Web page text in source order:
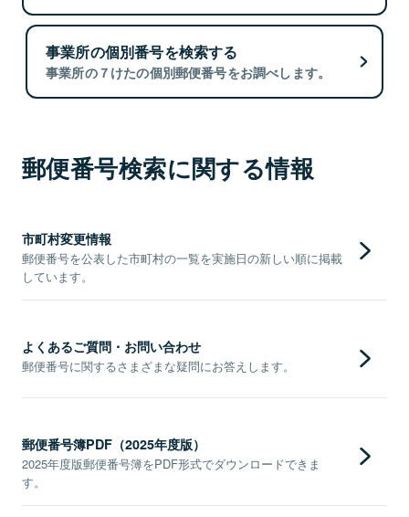
事業所の個別番号を検索する
事業所の７けたの個別郵便番号をお調べします。
郵便番号検索に関する情報
市町村変更情報
郵便番号を公表した市町村の一覧を実施日の新しい順に掲載
しています。
よくあるご質問・お問い合わせ
郵便番号に関するさまざまな疑問にお答えします。
郵便番号簿PDF（2025年度版）
2025年度版郵便番号簿をPDF形式でダウンロードできま
す。